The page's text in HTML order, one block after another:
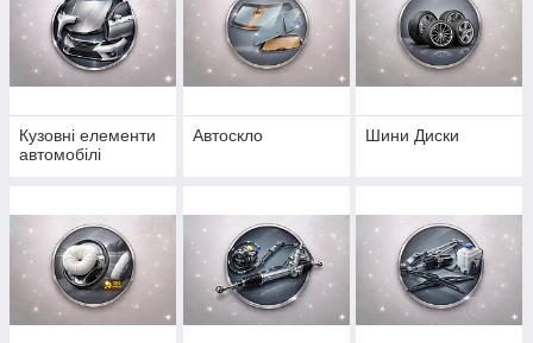
Кузовні елементи
автомобілі
Автоскло Шини Диски